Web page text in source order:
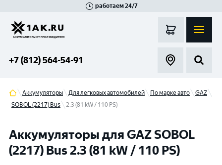
работаем 24/7
+7 (812) 564-54-91
Аккумуляторы Для легковых автомобилей По марке авто
GAZ
SOBOL (2217) Bus
2.3 (81 kW / 110 PS)
Аккумуляторы для GAZ SOBOL
(2217) Bus 2.3 (81 kW / 110 PS)
Гатчина